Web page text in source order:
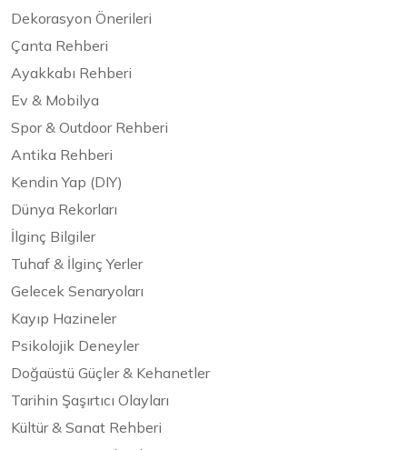
Dekorasyon Önerileri
Çanta Rehberi
Ayakkabı Rehberi
Ev & Mobilya
Spor & Outdoor Rehberi
Antika Rehberi
Kendin Yap (DIY)
Dünya Rekorları
İlginç Bilgiler
Tuhaf & İlginç Yerler
Gelecek Senaryoları
Kayıp Hazineler
Psikolojik Deneyler
Doğaüstü Güçler & Kehanetler
Tarihin Şaşırtıcı Olayları
Kültür & Sanat Rehberi